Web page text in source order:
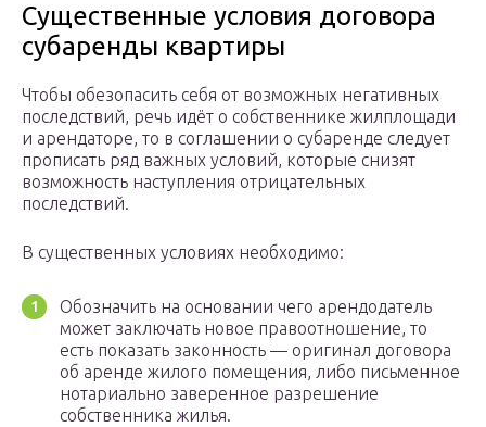
Существенные условия договора
субаренды квартиры
Чтобы обезопасить себя от возможных негативных
последствий, речь идёт о собственнике жилплощади
и арендаторе, то в соглашении о субаренде следует
прописать ряд важных условий, которые снизят
возможность наступления отрицательных
последствий.
В существенных условиях необходимо:
Обозначить на основании чего арендодатель
может заключать новое правоотношение, то
есть показать законность — оригинал договора
об аренде жилого помещения, либо письменное
нотариально заверенное разрешение
собственника жилья.